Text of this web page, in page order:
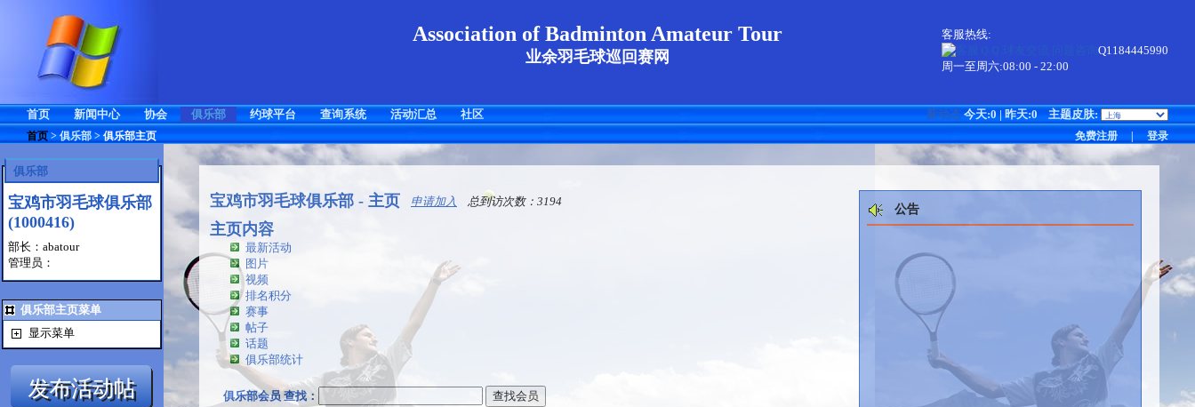
Association of Badminton Amateur Tour
业余羽毛球巡回赛网
客服热线:
Q1184445990
周一至周六:08:00 - 22:00
新动态今天:0 | 昨天:0主题皮肤:
首页 新闻中心 协会 俱乐部 约球平台 查询系统 活动汇总 社区
免费注册| 登录
首页>俱乐部 >俱乐部主页
俱乐部
宝鸡市羽毛球俱乐部
(1000416)
部长：abatour
管理员：
俱乐部主页菜单
显示菜单
公告
宝鸡市羽毛球俱乐部 - 主页 申请加入 总到访次数：3194
主页内容
最新活动
图片
视频
排名积分
赛事
帖子
话题
俱乐部统计
俱乐部会员 查找：